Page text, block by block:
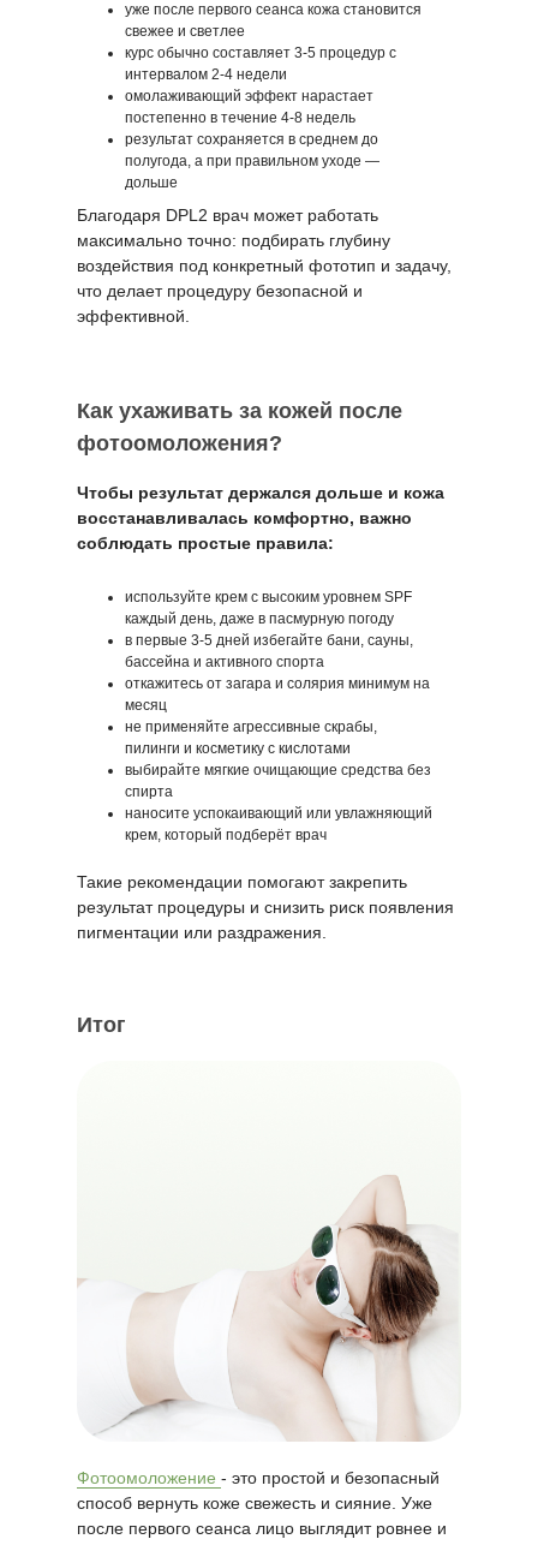
уже после первого сеанса кожа становится
свежее и светлее
курс обычно составляет 3-5 процедур с
интервалом 2-4 недели
омолаживающий эффект нарастает
постепенно в течение 4-8 недель
результат сохраняется в среднем до
полугода, а при правильном уходе —
дольше
Благодаря DPL2 врач может работать
максимально точно: подбирать глубину
воздействия под конкретный фототип и задачу,
что делает процедуру безопасной и
эффективной.
Как ухаживать за кожей после
фотоомоложения?
Чтобы результат держался дольше и кожа
восстанавливалась комфортно, важно
соблюдать простые правила:
используйте крем с высоким уровнем SPF
каждый день, даже в пасмурную погоду
в первые 3-5 дней избегайте бани, сауны,
бассейна и активного спорта
откажитесь от загара и солярия минимум на
месяц
не применяйте агрессивные скрабы,
пилинги и косметику с кислотами
выбирайте мягкие очищающие средства без
спирта
наносите успокаивающий или увлажняющий
крем, который подберёт врач
Такие рекомендации помогают закрепить
результат процедуры и снизить риск появления
пигментации или раздражения.
Итог
Фотоомоложение - это простой и безопасный
способ вернуть коже свежесть и сияние. Уже
после первого сеанса лицо выглядит ровнее и